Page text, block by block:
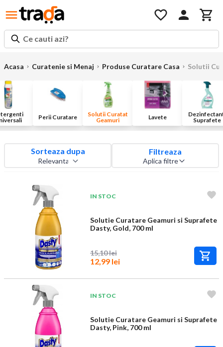
Ce cauti azi?
Acasa Curatenie si Menaj Produse Curatare Casa Solutii
Perii Curatare
Solutii Curatat
Geamuri
Lavete
Suprafete
Sorteaza dupa Filtreaza
Aplica filtre
IN STOC
Solutie Curatare Geamuri si Suprafete
Dasty, Gold, 700 ml
15,10 lei
12,99 lei
IN STOC
Solutie Curatare Geamuri si Suprafete
Dasty, Pink, 700 ml